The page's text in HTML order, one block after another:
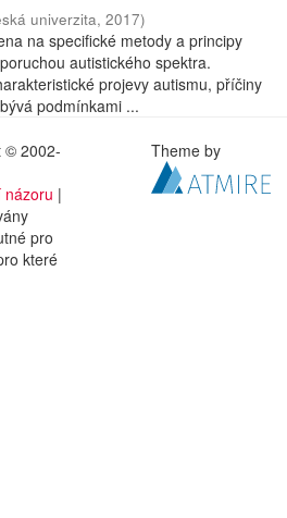
univerzita, 2017)
na specifické metody a principy
autistického spektra.
projevy autismu, příčiny
podmínkami ...
© 2002-
názoru |
pro
které
Theme by